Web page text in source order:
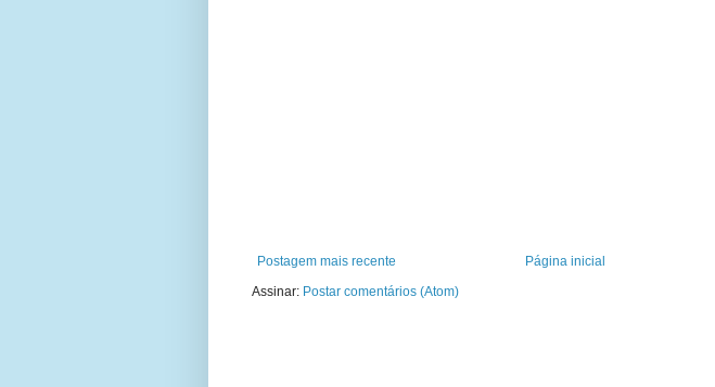
Postagem mais recente
Página inicial
Assinar: Postar comentários (Atom)